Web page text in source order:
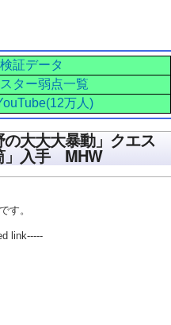
証データ
ター弱点一覧
万人)
大大大暴動」クエス
」入手 MHW
す。
link-----